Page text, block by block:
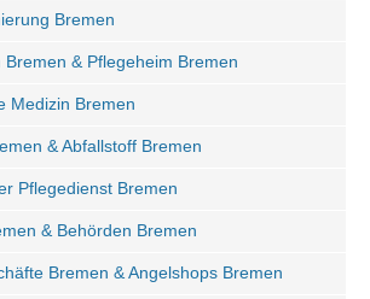
Bremen
Bremen & Pflegeheim Bremen
Medizin Bremen
& Abfallstoff Bremen
Pflegedienst Bremen
& Behörden Bremen
Bremen & Angelshops Bremen